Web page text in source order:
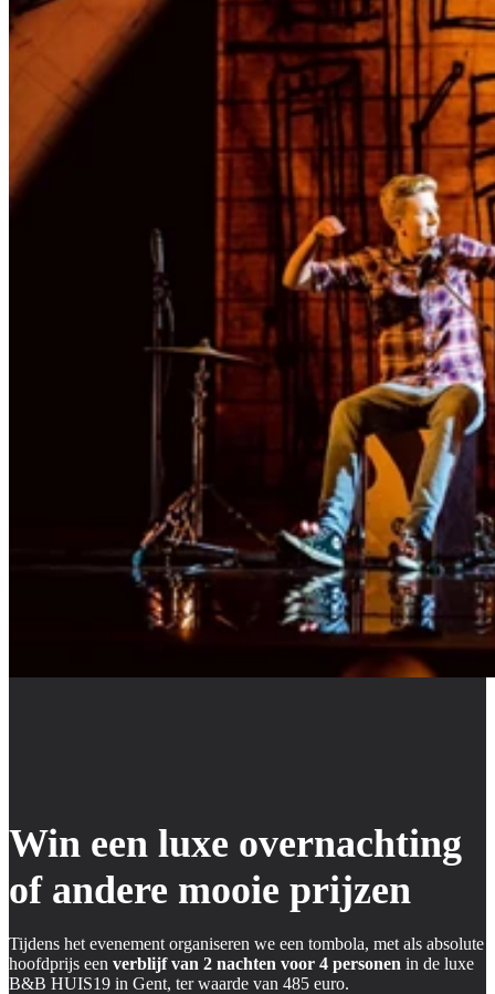
Win een luxe overnachting
of andere mooie prijzen
Tijdens het evenement organiseren we een tombola, met als absolute
hoofdprijs een verblijf van 2 nachten voor 4 personen in de luxe
B&B HUIS19 in Gent, ter waarde van 485 euro.